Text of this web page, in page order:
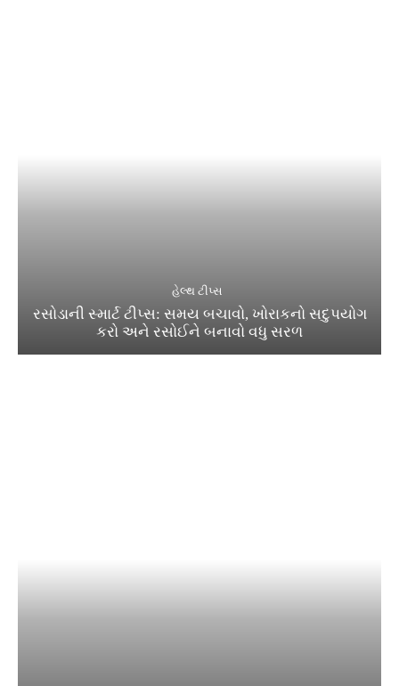
હેલ્થ ટીપ્સ
રસોડાની સ્માર્ટ ટીપ્સ: સમય બચાવો, ખોરાકનો સદુપયોગ
કરો અને રસોઈને બનાવો વધુ સરળ